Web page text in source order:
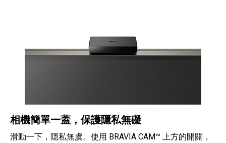
相機簡單一蓋，保護隱私無礙
滑動一下，隱私無虞。使用 BRAVIA CAM™ 上方的開關，